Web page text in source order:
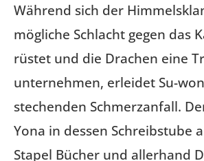
Während sich der
mögliche Schlacht gegen das
rüstet und die Drachen eine
unternehmen, erleidet Su-
stechenden Schmerzanfall.
Yona in dessen Schreibstube
Stapel Bücher und allerhand